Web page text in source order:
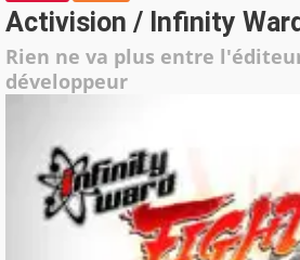
Activision / Infinity
Rien ne va plus entre
développeur